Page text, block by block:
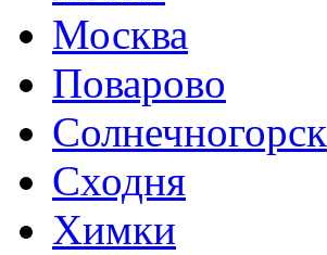
Москва
Поварово
Солнечногорск
Сходня
Химки